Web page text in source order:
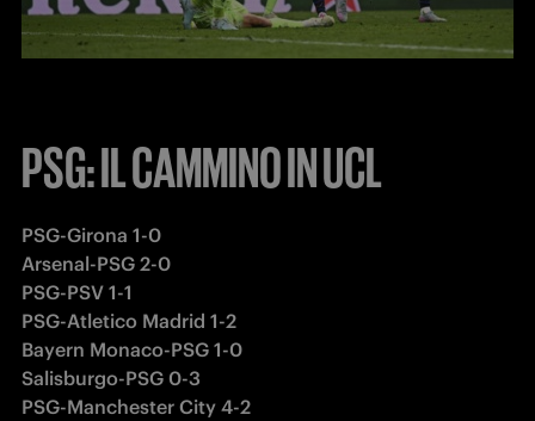
PSG: IL CAMMINO IN UCL
Arsenal-PSG 2-0
PSG-PSV 1-1
PSG-Atletico Madrid 1-2
Bayern Monaco-PSG 1-0
Salisburgo-PSG 0-3
PSG-Manchester City 4-2